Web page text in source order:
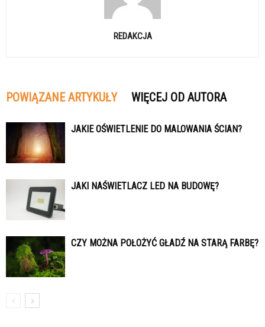
REDAKCJA
POWIĄZANE ARTYKUŁY WIĘCEJ OD AUTORA
JAKIE OŚWIETLENIE DO MALOWANIA ŚCIAN?
JAKI NAŚWIETLACZ LED NA BUDOWĘ?
CZY MOŻNA POŁOŻYĆ GŁADŹ NA STARĄ FARBĘ?